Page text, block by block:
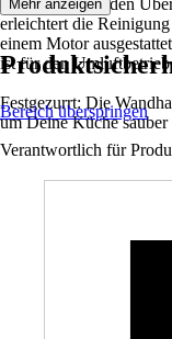
sodass Du stets den
erleichtert die
einem Motor
ist für den
Festgezurrt: Die
um Deine Küche
Mehr anzeigen
Bereich überspringen
Verantwortlich für